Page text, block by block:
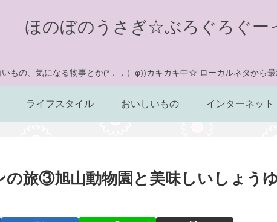
ほのぼのうさぎ☆ぶろぐろぐー
いもの、気になる物事とか(*．．）φ))カキカキ中☆ ローカルネタから
ライフスタイル おいしいもの インターネット
の旅③旭山動物園と美味しいしょう